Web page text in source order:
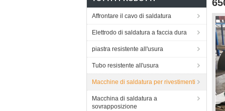
Affrontare il cavo di saldatura
Elettrodo di saldatura a faccia dura
piastra resistente all'usura
Tubo resistente all'usura
Macchine di saldatura per rivestimenti
Macchina di saldatura a
sovrapposizione